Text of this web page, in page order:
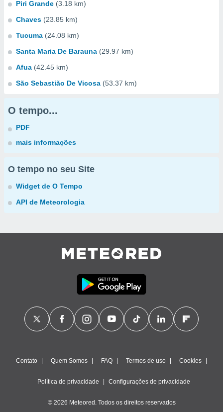
Piri Grande (3.18 km)
Chaves (23.85 km)
Tucuma (24.08 km)
Santa Maria De Barauna (29.97 km)
Afua (42.45 km)
São Sebastião De Vicosa (53.37 km)
O tempo...
PDF
mais informações
O tempo no seu Site
Widget de O Tempo
API de Meteorologia
Contato Quem Somos FAQ Termos de uso Cookies
Política de privacidade Configurações de privacidade
© 2026 Meteored. Todos os direitos reservados